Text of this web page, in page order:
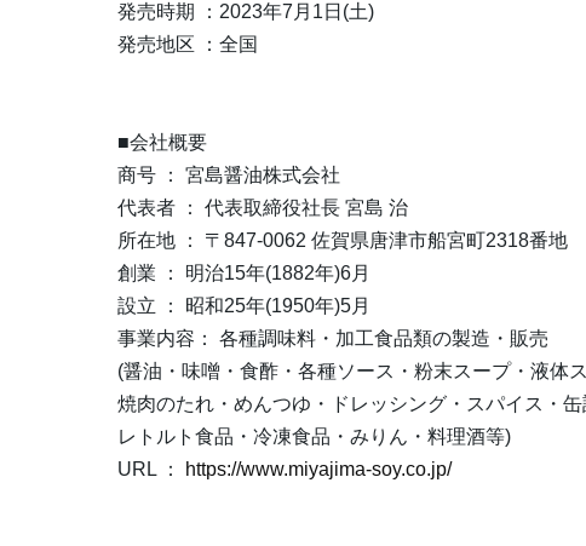
発売時期 ：2023年7月1日(土)
発売地区 ：全国
■会社概要
商号 ： 宮島醤油株式会社
代表者 ： 代表取締役社長 宮島 治
所在地 ： 〒847-0062 佐賀県唐津市船宮町2318番地
創業 ： 明治15年(1882年)6月
設立 ： 昭和25年(1950年)5月
事業内容： 各種調味料・加工食品類の製造・販売
(醤油・味噌・食酢・各種ソース・粉末スープ・液体
焼肉のたれ・めんつゆ・ドレッシング・スパイス・缶
レトルト食品・冷凍食品・みりん・料理酒等)
URL ：
https://www.miyajima-soy.co.jp/